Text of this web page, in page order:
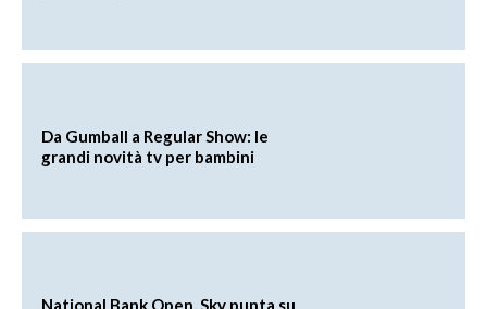
Da Gumball a Regular Show: le
grandi novità tv per bambini
National Bank Open, Sky punta su